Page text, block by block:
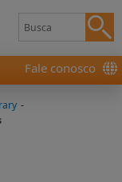
Fale conosco
-